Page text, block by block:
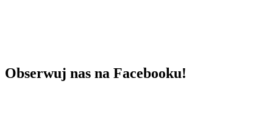
Obserwuj nas na Facebooku!